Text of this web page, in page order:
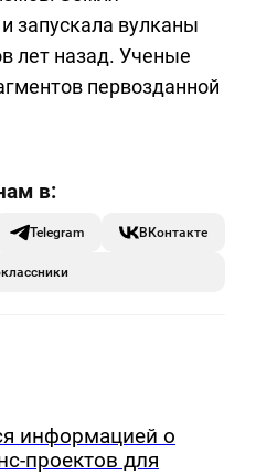
запускала вулканы
лет назад. Ученые
первозданной
Telegram ВКонтакте
информацией о
проектов для